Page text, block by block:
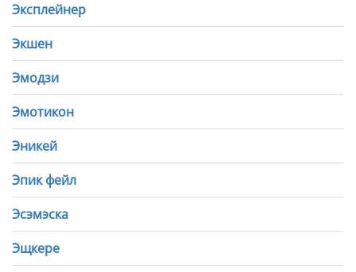
Эксплейнер
Экшен
Эмодзи
Эмотикон
Эникей
Эпик фейл
Эсэмэска
Эщкере